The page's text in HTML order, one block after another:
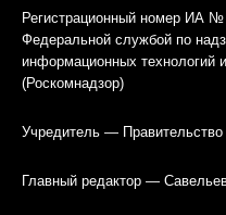
Регистрационный номер ИА
Федеральной службой по
информационных технологий
(Роскомнадзор)
Учредитель — Правительство
Главный редактор —